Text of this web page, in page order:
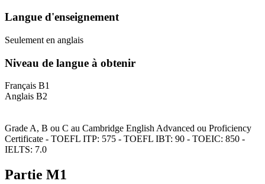
Langue d'enseignement
Seulement en anglais
Niveau de langue à obtenir
Français B1
Anglais B2
Grade A, B ou C au Cambridge English Advanced ou Proficiency
Certificate - TOEFL ITP: 575 - TOEFL IBT: 90 - TOEIC: 850 -
IELTS: 7.0
Partie M1